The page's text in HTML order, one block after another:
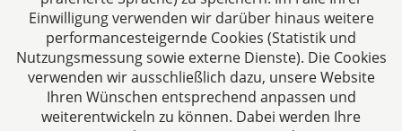
52070 Aachen
Deutschland
Tel: +49 241 94621-0
Fax: +49 241 94621-111
E-Mail:kanzlei@dhk-law.com
Einwilligung verwenden wir darüber hinaus weitere
performancesteigernde Cookies (Statistik und
Nutzungsmessung sowie externe Dienste). Die Cookies
verwenden wir ausschließlich dazu, unsere Website
Ihren Wünschen entsprechend anpassen und
weiterentwickeln zu können. Dabei werden Ihre